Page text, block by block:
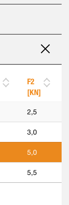
F2
[KN]
2,5
3,0
5,0
5,5